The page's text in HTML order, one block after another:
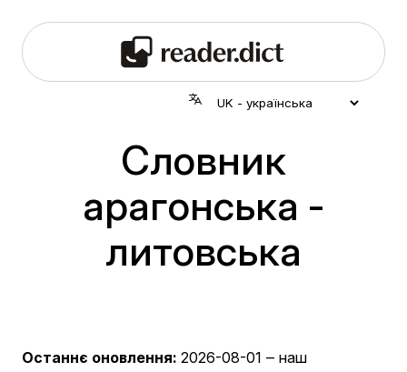
Словник
арагонська -
литовська
Останнє оновлення: 2026-08-01 ‒ наш